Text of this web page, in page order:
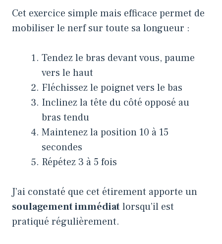
Cet exercice simple mais efficace permet de
mobiliser le nerf sur toute sa longueur :
Tendez le bras devant vous, paume
vers le haut
Fléchissez le poignet vers le bas
Inclinez la tête du côté opposé au
bras tendu
Maintenez la position 10 à 15
secondes
Répétez 3 à 5 fois
J’ai constaté que cet étirement apporte un
soulagement immédiatlorsqu’il est
pratiqué régulièrement.